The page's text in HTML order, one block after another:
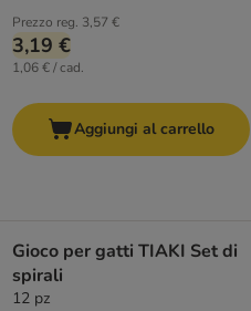
Prezzo reg. 3,57 €
3,19 €
1,06 € / cad.
Aggiungi al carrello
Gioco per gatti TIAKI Set di
spirali
12 pz